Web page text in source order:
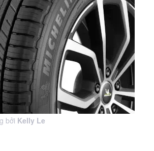
lốp Michelin Primacy SUV: Đáng
không?
bởi Kelly Le